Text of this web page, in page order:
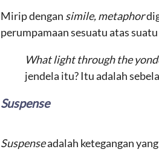
Mirip dengan simile, metaphor
perumpamaan sesuatu atas
What light through the
jendela itu? Itu adalah
Suspense
Suspenseadalah ketegangan